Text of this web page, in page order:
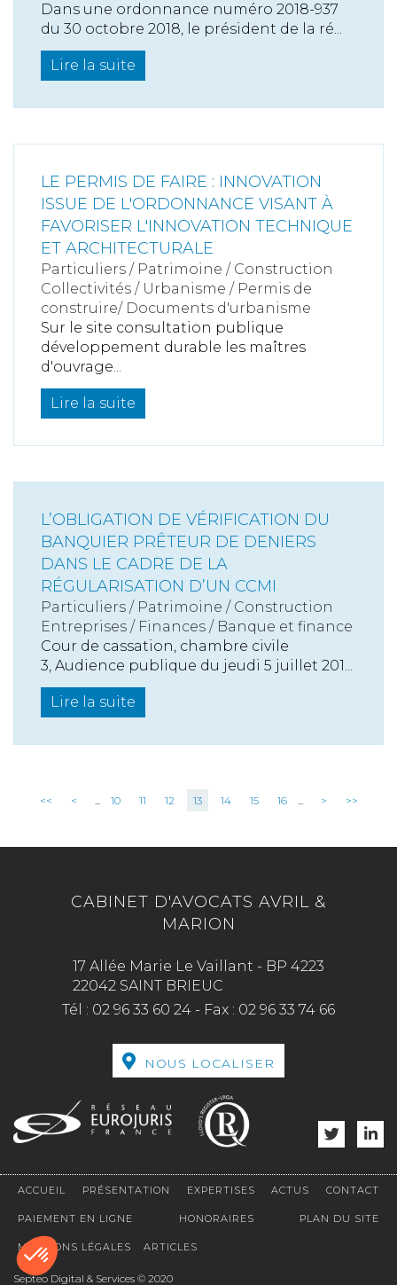
Dans une ordonnance numéro 2018-937
du 30 octobre 2018, le président de la ré...
Lire la suite
LE PERMIS DE FAIRE : INNOVATION
ISSUE DE L'ORDONNANCE VISANT À
FAVORISER L'INNOVATION TECHNIQUE
ET ARCHITECTURALE
Particuliers / Patrimoine / Construction
Collectivités / Urbanisme / Permis de
construire/ Documents d'urbanisme
Sur le site consultation publique
développement durable les maîtres
d'ouvrage...
Lire la suite
L’OBLIGATION DE VÉRIFICATION DU
BANQUIER PRÊTEUR DE DENIERS
DANS LE CADRE DE LA
RÉGULARISATION D’UN CCMI
Particuliers / Patrimoine / Construction
Entreprises / Finances / Banque et finance
Cour de cassation, chambre civile
3, Audience publique du jeudi 5 juillet 201...
Lire la suite
<< < ... 10 11 12 13 14 15 16 ... > >>
CABINET D'AVOCATS AVRIL &
MARION
17 Allée Marie Le Vaillant - BP 4223
22042 SAINT BRIEUC
Tél : 02 96 33 60 24 - Fax : 02 96 33 74 66
NOUS LOCALISER
ACCUEIL PRÉSENTATION EXPERTISES ACTUS CONTACT
PAIEMENT EN LIGNE HONORAIRES PLAN DU SITE
MENTIONS LÉGALES ARTICLES
Septeo Digital & Services © 2020